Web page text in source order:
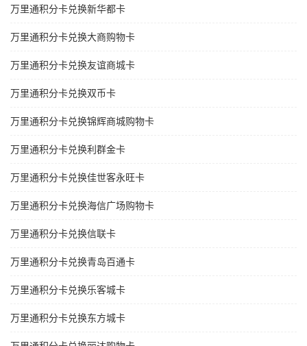
万里通积分卡兑换新华都卡
万里通积分卡兑换大商购物卡
万里通积分卡兑换友谊商城卡
万里通积分卡兑换双币卡
万里通积分卡兑换锦辉商城购物卡
万里通积分卡兑换利群金卡
万里通积分卡兑换佳世客永旺卡
万里通积分卡兑换海信广场购物卡
万里通积分卡兑换信联卡
万里通积分卡兑换青岛百通卡
万里通积分卡兑换乐客城卡
万里通积分卡兑换东方城卡